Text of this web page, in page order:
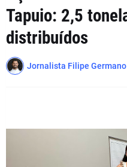
Tapuio: 2,5
distribuídos
Jornalista Filipe Germano